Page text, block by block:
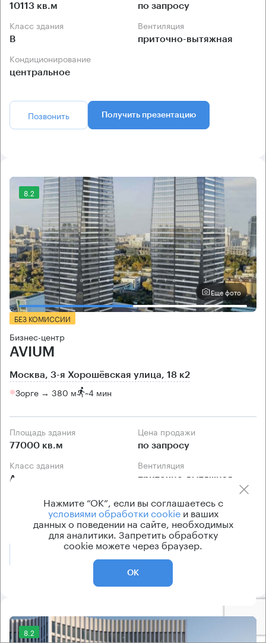
10113 кв.м по запросу
Класс здания
B
Вентиляция
приточно-вытяжная
Кондиционирование
центральное
Позвонить Получить презентацию
8.2
Еще фото
БЕЗ КОМИССИИ
Бизнес-центр
AVIUM
Москва, 3-я Хорошёвская улица, 18 к2
Зорге → 380 м ~4 мин
Площадь здания
77000 кв.м
Цена продажи
по запросу
Класс здания
А
Вентиляция
приточно-вытяжная
Кондиционирование
центральное
8.2
Нажмите “ОК”, если вы соглашаетесь с
условиями обработки cookieи ваших
данных о поведении на сайте, необходимых
для аналитики. Запретить обработку
cookie можете через браузер.
ОК